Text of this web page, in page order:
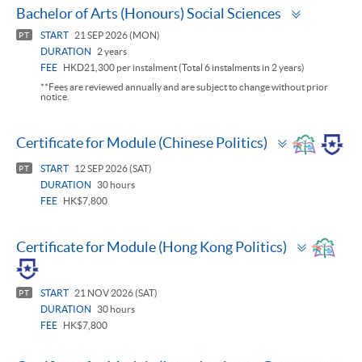
Bachelor of Arts (Honours) Social Sciences
PT START
21 SEP 2026 (MON)
DURATION
2 years
FEE
HKD21,300 per instalment (Total 6 instalments in 2 years)
**Fees are reviewed annually and are subject to change without prior
notice.
Certificate for Module (Chinese Politics)
Toggle
panel
PT START
12 SEP 2026 (SAT)
DURATION
30 hours
FEE
HK$7,800
Certificate for Module (Hong Kong Politics)
Toggle
panel
PT START
21 NOV 2026 (SAT)
DURATION
30 hours
FEE
HK$7,800